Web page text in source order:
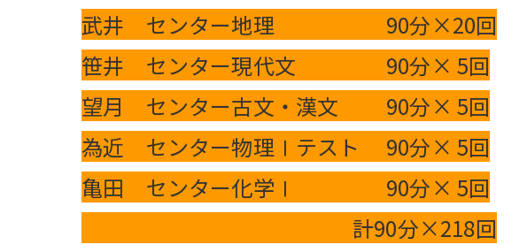
武井 センター地理 90分×20回
笹井 センター現代文 90分× 5回
望月 センター古文・漢文 90分× 5回
為近 センター物理Ⅰテスト 90分× 5回
亀田 センター化学Ⅰ 90分× 5回
計90分×218回